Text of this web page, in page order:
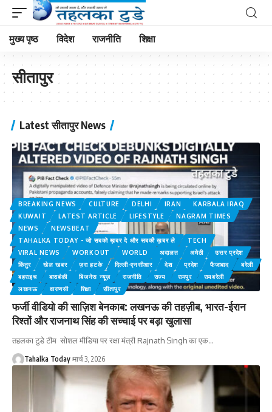
मुख्य पृष्ठ विदेश राजनीति शिक्षा
सीतापुर
Latest सीतापुर News
BREAKING NEWS CULTURE DELHI IRAN
KARBALA IRAQ
KUWAIT
LATEST ARTICLE LIFESTYLE
NAGRAM TIMES
NEWS
NEWSBEAT
TAHALKA TODAY - जो सबको ख़बर दे और सबकी ख़बर ले
TECH
VIRAL NEWS
WORKOUT WORLD अदालत अमेठी
उत्तर प्रदेश
किंतुर
खेल खबर ज़रा हटके दिल्ली-एनसीआर देश प्रदेश फैजाबाद
बरेली
बहराइच
बाराबंकी बिजनेस न्यूज़ राजनीति राज्य रामपुर
रायबरेली
लखनऊ
वाराणसी शिक्षा सीतापुर
फर्जी वीडियो की साज़िश बेनकाब: लखनऊ की तहज़ीब, भारत-ईरान
रिश्तों और राजनाथ सिंह की सच्चाई पर बड़ा खुलासा
तहलका टुडे टीम सोशल मीडिया पर रक्षा मंत्री Rajnath Singh का एक…
Tahalka Today मार्च 3, 2026